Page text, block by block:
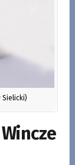
Sielicki)